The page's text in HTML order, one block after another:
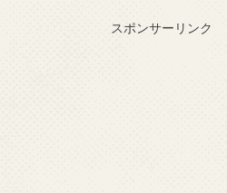
スポンサーリンク